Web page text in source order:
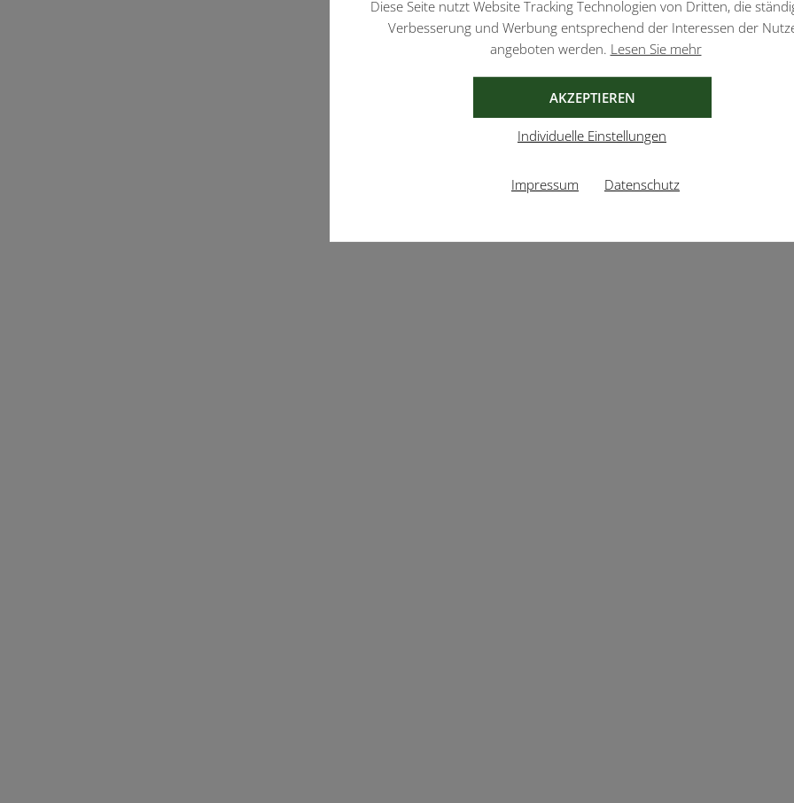
Diese Seite nutzt Website Tracking Technologien von Dritten, die
Verbesserung und Werbung entsprechend der Interessen der
angeboten werden. Lesen Sie mehr
AKZEPTIEREN
Individuelle Einstellungen
Impressum Datenschutz